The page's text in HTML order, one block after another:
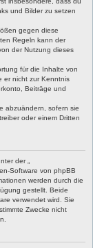
und Bilder zu setzen
gegen diese
Regeln kann der
der Nutzung dieses
für die Inhalte von
er nicht zur Kenntnis
Beiträge und
abzuändern, sofern sie
oder einem Dritten
der „
Software von phpBB
werden durch die
gestellt. Beide
verwendet wird. Sie
Zwecke nicht